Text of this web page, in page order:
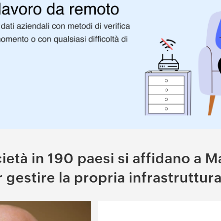
in 190 paesi si affidano a
gestire la propria